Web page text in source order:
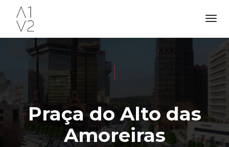
Praça do Alto das
Amoreiras